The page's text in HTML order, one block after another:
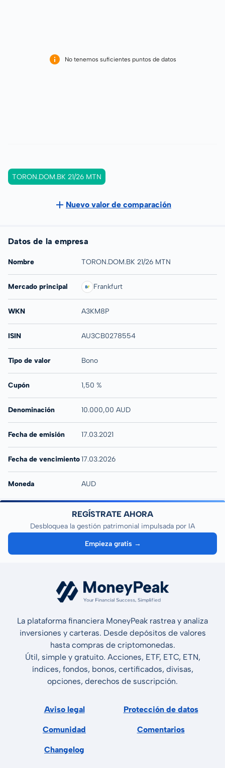
No tenemos suficientes puntos de datos
TORON.DOM.BK 21/26 MTN
Nuevo valor de comparación
Datos de la empresa
Nombre TORON.DOM.BK 21/26 MTN
Mercado principal Frankfurt
WKN A3KM8P
ISIN AU3CB0278554
Tipo de valor Bono
Cupón 1,50 %
Denominación 10.000,00 AUD
Fecha de emisión 17.03.2021
Fecha de vencimiento17.03.2026
Moneda AUD
REGÍSTRATE AHORA
Desbloquea la gestión patrimonial impulsada por IA
Empieza gratis →
La plataforma financiera MoneyPeak rastrea y analiza
inversiones y carteras. Desde depósitos de valores
hasta compras de criptomonedas.
Útil, simple y gratuito. Acciones, ETF, ETC, ETN,
índices, fondos, bonos, certificados, divisas,
opciones, derechos de suscripción.
Aviso legal Protección de datos
Comunidad Comentarios
Changelog